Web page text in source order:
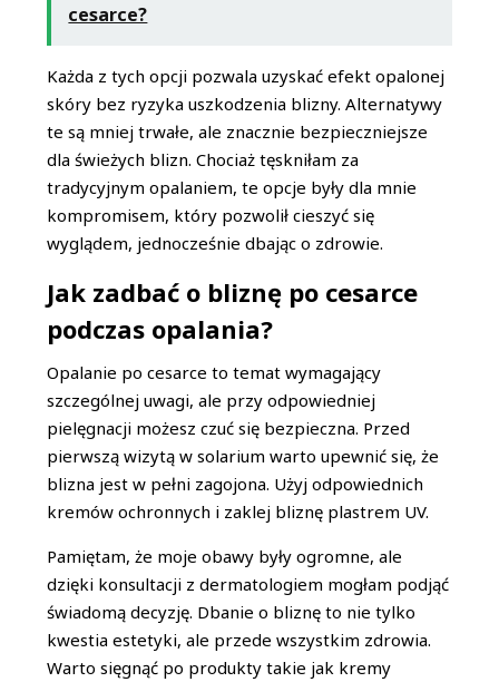
cesarce?
Każda z tych opcji pozwala uzyskać efekt opalonej
skóry bez ryzyka uszkodzenia blizny. Alternatywy
te są mniej trwałe, ale znacznie bezpieczniejsze
dla świeżych blizn. Chociaż tęskniłam za
tradycyjnym opalaniem, te opcje były dla mnie
kompromisem, który pozwolił cieszyć się
wyglądem, jednocześnie dbając o zdrowie.
Jak zadbać o bliznę po cesarce
podczas opalania?
Opalanie po cesarce to temat wymagający
szczególnej uwagi, ale przy odpowiedniej
pielęgnacji możesz czuć się bezpieczna. Przed
pierwszą wizytą w solarium warto upewnić się, że
blizna jest w pełni zagojona. Użyj odpowiednich
kremów ochronnych i zaklej bliznę plastrem UV.
Pamiętam, że moje obawy były ogromne, ale
dzięki konsultacji z dermatologiem mogłam podjąć
świadomą decyzję. Dbanie o bliznę to nie tylko
kwestia estetyki, ale przede wszystkim zdrowia.
Warto sięgnąć po produkty takie jak kremy